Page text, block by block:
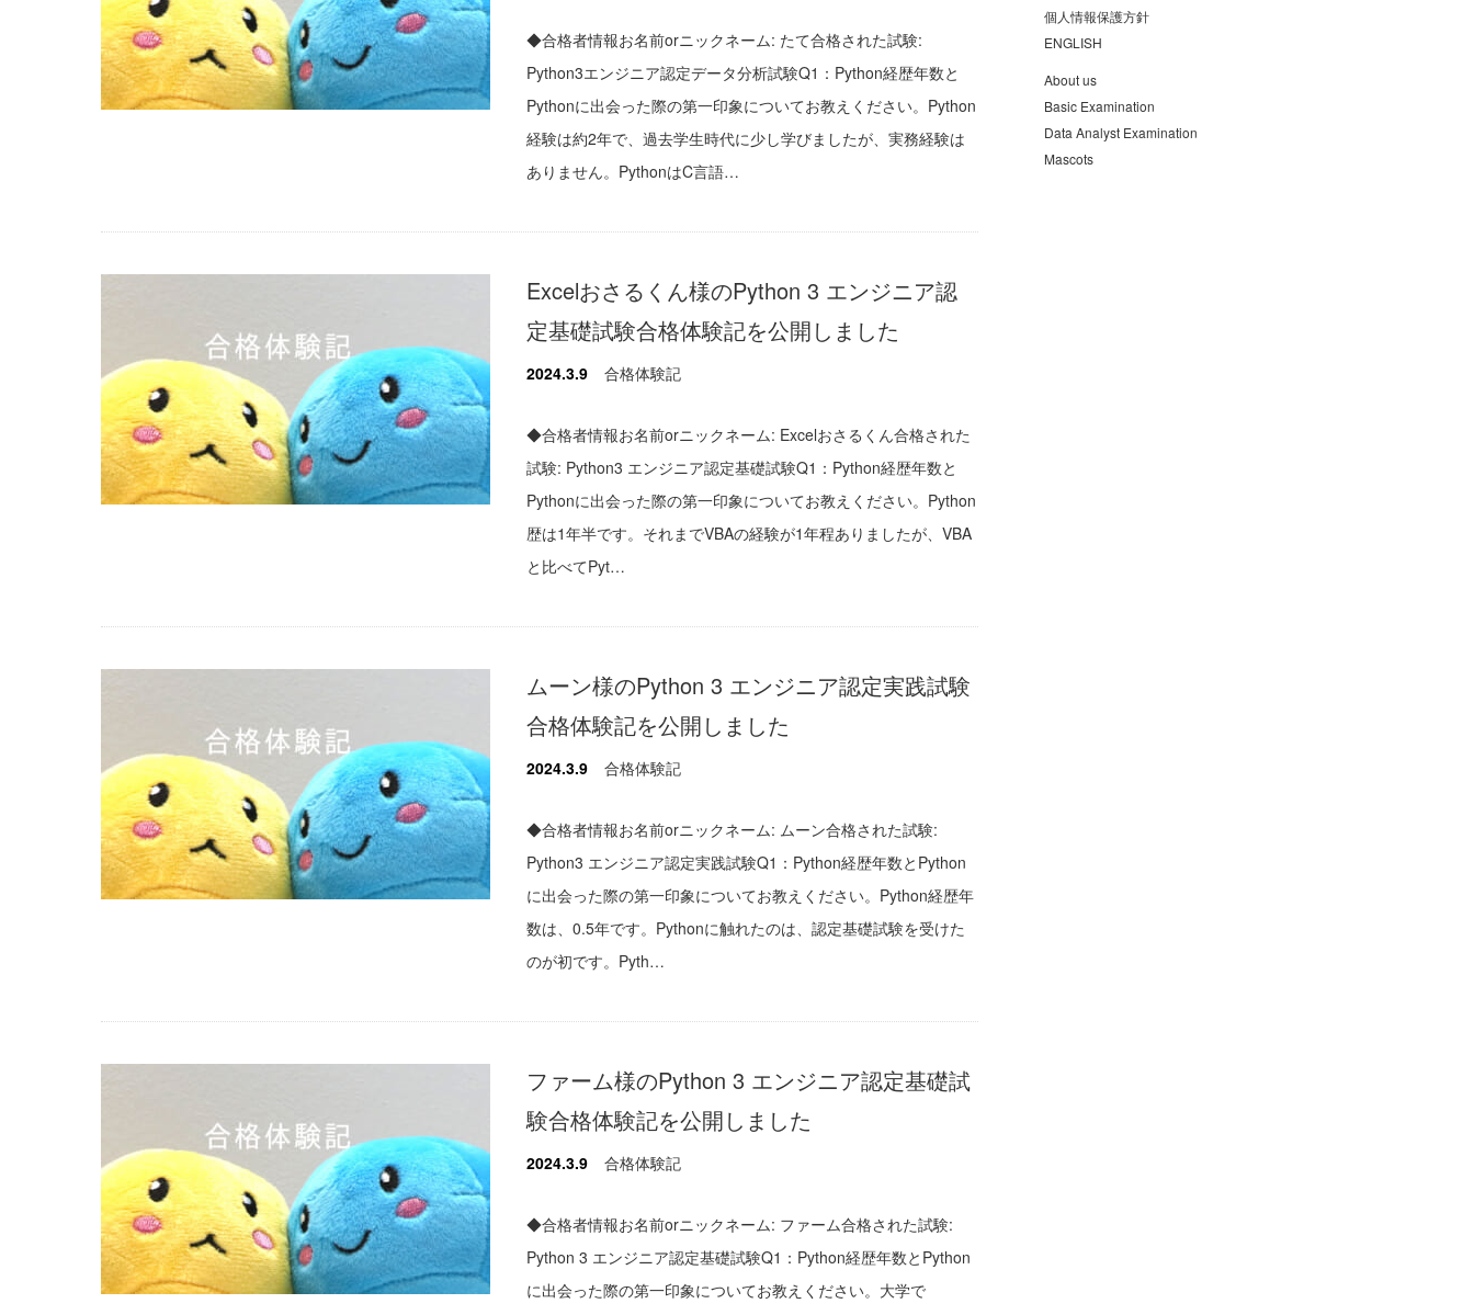
◆合格者情報お名前orニックネーム: たて合格された試験:
Python3エンジニア認定データ分析試験Q1：Python経歴年数と
Pythonに出会った際の第一印象についてお教えください。Python
経験は約2年で、過去学生時代に少し学びましたが、実務経験は
ありません。PythonはC言語…
Excelおさるくん様のPython 3 エンジニア認
定基礎試験合格体験記を公開しました
2024.3.9 合格体験記
◆合格者情報お名前orニックネーム: Excelおさるくん合格された
試験: Python3 エンジニア認定基礎試験Q1：Python経歴年数と
Pythonに出会った際の第一印象についてお教えください。Python
歴は1年半です。それまでVBAの経験が1年程ありましたが、VBA
と比べてPyt…
ムーン様のPython 3 エンジニア認定実践試験
合格体験記を公開しました
2024.3.9 合格体験記
◆合格者情報お名前orニックネーム: ムーン合格された試験:
Python3 エンジニア認定実践試験Q1：Python経歴年数とPython
に出会った際の第一印象についてお教えください。Python経歴年
数は、0.5年です。Pythonに触れたのは、認定基礎試験を受けた
のが初です。Pyth…
ファーム様のPython 3 エンジニア認定基礎試
験合格体験記を公開しました
2024.3.9 合格体験記
◆合格者情報お名前orニックネーム: ファーム合格された試験:
Python 3 エンジニア認定基礎試験Q1：Python経歴年数とPython
に出会った際の第一印象についてお教えください。大学で
個人情報保護方針
ENGLISH
About us
Basic Examination
Data Analyst Examination
Mascots